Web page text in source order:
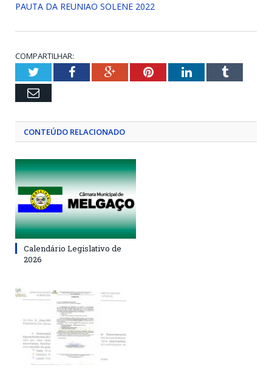
PAUTA DA REUNIAO SOLENE 2022
COMPARTILHAR:
TwitterFacebookGoogle+PinterestLinkedInTumblr
Email
CONTEÚDO RELACIONADO
Calendário Legislativo de
2026